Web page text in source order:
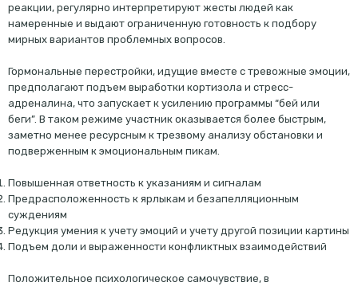
реакции, регулярно интерпретируют жесты людей как
намеренные и выдают ограниченную готовность к подбору
мирных вариантов проблемных вопросов.
Гормональные перестройки, идущие вместе с тревожные эмоции,
предполагают подъем выработки кортизола и стресс-
адреналина, что запускает к усилению программы “бей или
беги”. В таком режиме участник оказывается более быстрым,
заметно менее ресурсным к трезвому анализу обстановки и
подверженным к эмоциональным пикам.
Повышенная ответность к указаниям и сигналам
Предрасположенность к ярлыкам и безапелляционным
суждениям
Редукция умения к учету эмоций и учету другой позиции картины
Подъем доли и выраженности конфликтных взаимодействий
Положительное психологическое самочувствие, в